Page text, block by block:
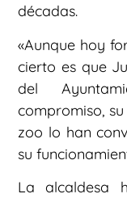
décadas.
«Aunque hoy
cierto es que
del
compromiso,
zoo lo han
su
La alcaldesa